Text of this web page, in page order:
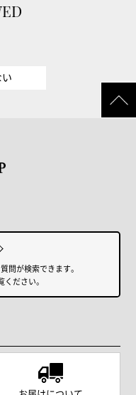
い
問が検索できます。
ください。